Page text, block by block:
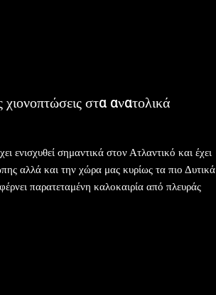
στα ανατολικά
ενισχυθεί σημαντικά στον Ατλαντικό και έχει
αλλά και την χώρα μας κυρίως τα πιο Δυτικά
παρατεταμένη καλοκαιρία από πλευράς